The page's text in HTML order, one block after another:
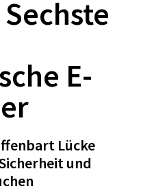
E-
Lücke
und